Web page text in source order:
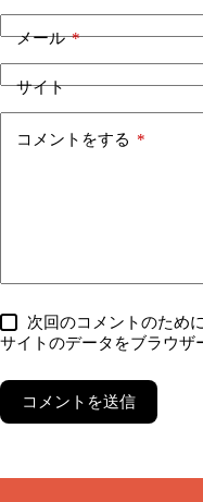
メール*
サイト
コメントをする *
次回のコメントのため
サイトのデータをブラウザ
コメントを送信